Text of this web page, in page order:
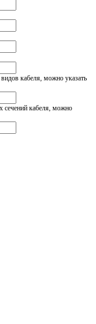
кабеля, можно указать
сечений кабеля, можно